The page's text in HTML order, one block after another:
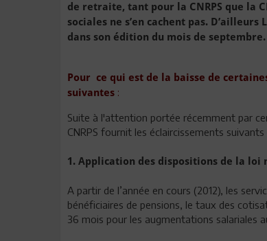
de retraite, tant pour la CNRPS que la
sociales ne s’en cachent pas.
dans son édition du mois de septembre.
Pour ce qui est de la baisse de
suivantes :
Suite à l'attention portée récemment par
CNRPS fournit les éclaircissements suivants
1. Application des dispositions de la loi
A partir de l’année en cours (2012), les
bénéficiaires de pensions, le taux des
36 mois pour les augmentations salariales